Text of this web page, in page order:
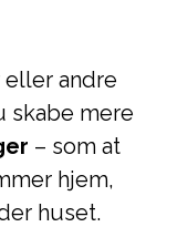
eller andre
skabe mere
– som at
hjem,
huset.